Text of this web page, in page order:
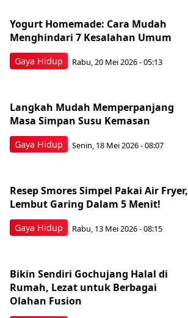
Gaya Hidup
Yogurt Homemade: Cara Mudah
Menghindari 7 Kesalahan Umum
Rabu, 20 Mei 2026 - 05:13
Gaya Hidup
Langkah Mudah Memperpanjang
Masa Simpan Susu Kemasan
Senin, 18 Mei 2026 - 08:07
Gaya Hidup
Resep Smores Simpel Pakai Air Fryer,
Lembut Garing Dalam 5 Menit!
Rabu, 13 Mei 2026 - 08:15
Bikin Sendiri Gochujang Halal di
Rumah, Lezat untuk Berbagai
Olahan Fusion